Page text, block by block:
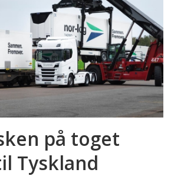
på toget
Tyskland